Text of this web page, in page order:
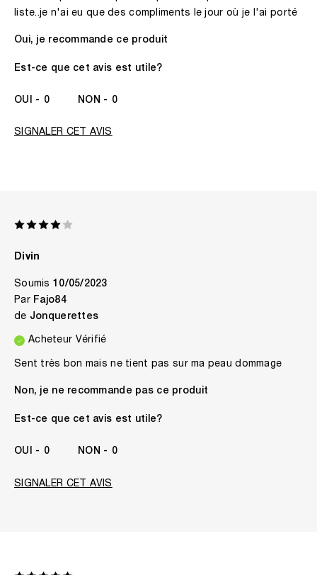
liste..je n'ai eu que des compliments le jour où je l'ai porté
Oui, je recommande ce produit
Est-ce que cet avis est utile?
0 0
SIGNALER CET AVIS
Divin
Soumis 10/05/2023
Par Fajo84
de Jonquerettes
Acheteur Vérifié
Sent très bon mais ne tient pas sur ma peau dommage
Non, je ne recommande pas ce produit
Est-ce que cet avis est utile?
0 0
SIGNALER CET AVIS